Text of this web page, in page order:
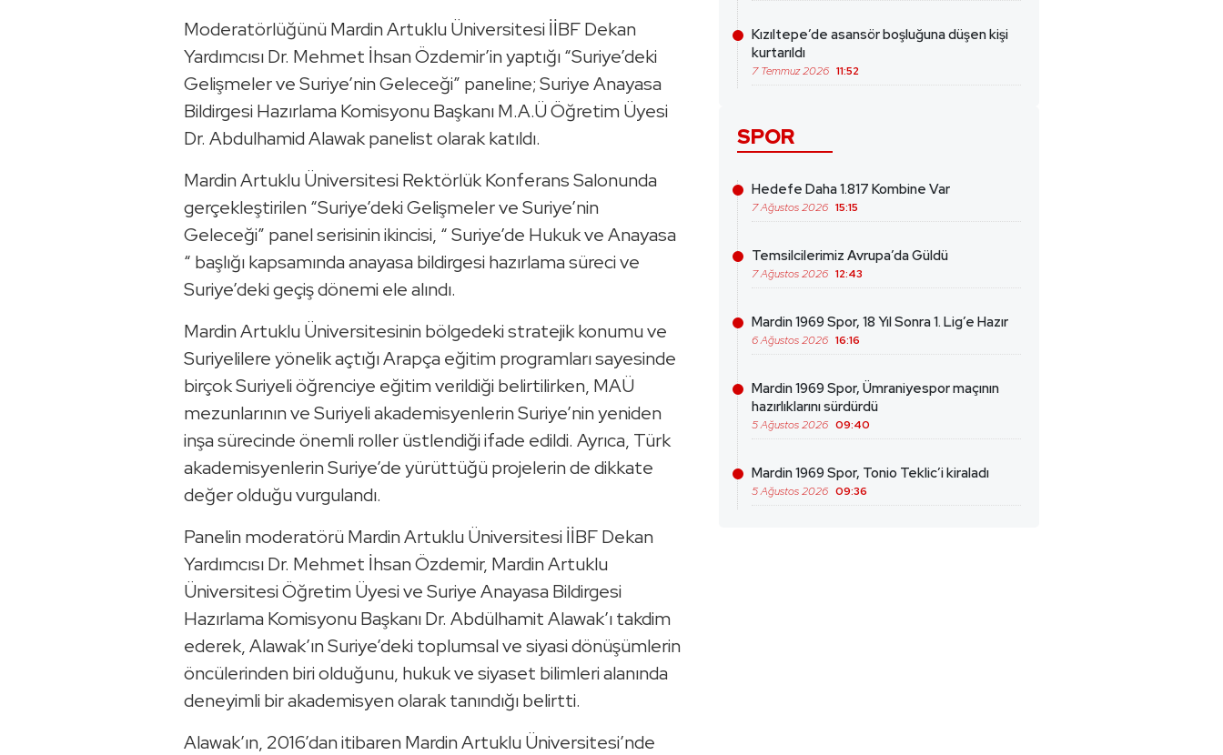
Moderatörlüğünü Mardin Artuklu Üniversitesi İİBF Dekan
Yardımcısı Dr. Mehmet İhsan Özdemir’in yaptığı “Suriye’deki
Gelişmeler ve Suriye’nin Geleceği” paneline; Suriye Anayasa
Bildirgesi Hazırlama Komisyonu Başkanı M.A.Ü Öğretim Üyesi
Dr. Abdulhamid Alawak panelist olarak katıldı.
Mardin Artuklu Üniversitesi Rektörlük Konferans Salonunda
gerçekleştirilen “Suriye’deki Gelişmeler ve Suriye’nin
Geleceği” panel serisinin ikincisi, “ Suriye’de Hukuk ve Anayasa
“ başlığı kapsamında anayasa bildirgesi hazırlama süreci ve
Suriye’deki geçiş dönemi ele alındı.
Mardin Artuklu Üniversitesinin bölgedeki stratejik konumu ve
Suriyelilere yönelik açtığı Arapça eğitim programları sayesinde
birçok Suriyeli öğrenciye eğitim verildiği belirtilirken, MAÜ
mezunlarının ve Suriyeli akademisyenlerin Suriye’nin yeniden
inşa sürecinde önemli roller üstlendiği ifade edildi. Ayrıca, Türk
akademisyenlerin Suriye’de yürüttüğü projelerin de dikkate
değer olduğu vurgulandı.
Panelin moderatörü Mardin Artuklu Üniversitesi İİBF Dekan
Yardımcısı Dr. Mehmet İhsan Özdemir, Mardin Artuklu
Üniversitesi Öğretim Üyesi ve Suriye Anayasa Bildirgesi
Hazırlama Komisyonu Başkanı Dr. Abdülhamit Alawak’ı takdim
ederek, Alawak’ın Suriye’deki toplumsal ve siyasi dönüşümlerin
öncülerinden biri olduğunu, hukuk ve siyaset bilimleri alanında
deneyimli bir akademisyen olarak tanındığı belirtti.
Alawak’ın, 2016’dan itibaren Mardin Artuklu Üniversitesi’nde
Kızıltepe’de asansör boşluğuna düşen kişi
kurtarıldı
7 Temmuz 2026 11:52
SPOR
Hedefe Daha 1.817 Kombine Var
7 Ağustos 2026 15:15
Temsilcilerimiz Avrupa’da Güldü
7 Ağustos 2026 12:43
Mardin 1969 Spor, 18 Yıl Sonra 1. Lig’e Hazır
6 Ağustos 2026 16:16
Mardin 1969 Spor, Ümraniyespor maçının
hazırlıklarını sürdürdü
5 Ağustos 2026 09:40
Mardin 1969 Spor, Tonio Teklic’i kiraladı
5 Ağustos 2026 09:36